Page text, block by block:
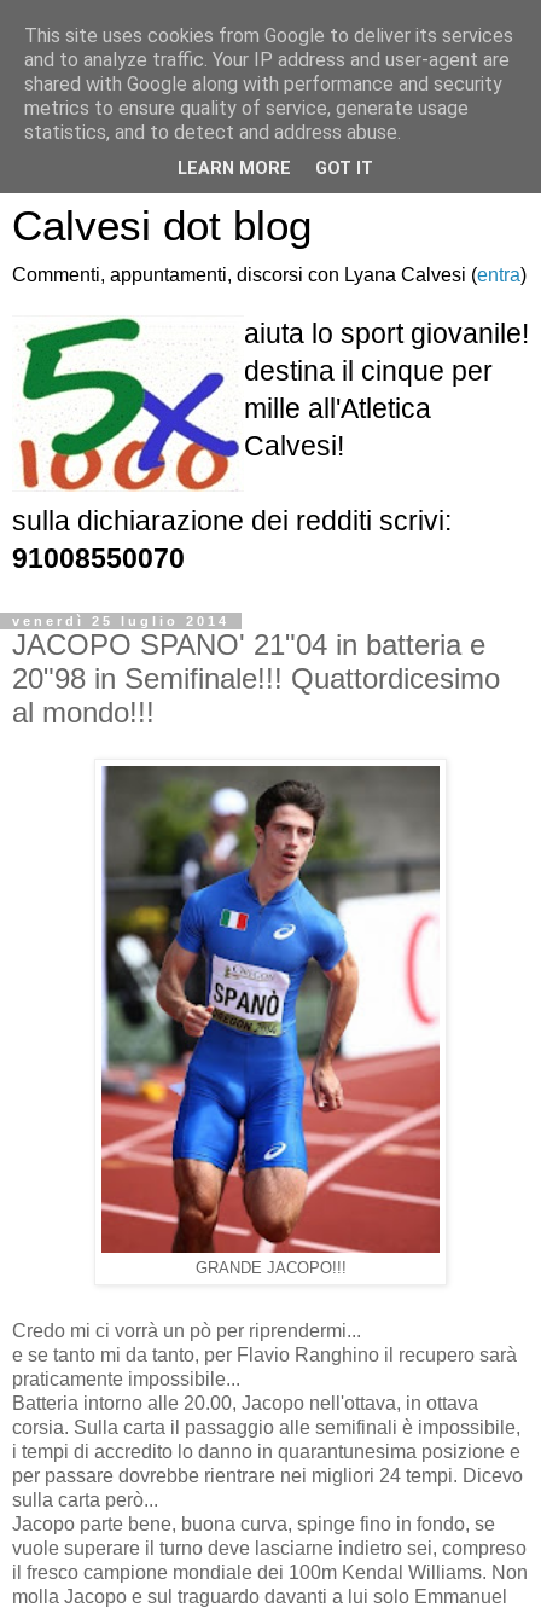
Atletica Sandro
Calvesi dot blog
Commenti, appuntamenti, discorsi con Lyana Calvesi (entra)
aiuta lo sport giovanile!
destina il cinque per
mille all'Atletica
Calvesi!
sulla dichiarazione dei redditi scrivi:
91008550070
venerdì 25 luglio 2014
JACOPO SPANO' 21"04 in batteria e
20"98 in Semifinale!!! Quattordicesimo
al mondo!!!
GRANDE JACOPO!!!
Credo mi ci vorrà un pò per riprendermi...
e se tanto mi da tanto, per Flavio Ranghino il recupero sarà
praticamente impossibile...
Batteria intorno alle 20.00, Jacopo nell'ottava, in ottava
corsia. Sulla carta il passaggio alle semifinali è impossibile,
i tempi di accredito lo danno in quarantunesima posizione e
per passare dovrebbe rientrare nei migliori 24 tempi. Dicevo
sulla carta però...
Jacopo parte bene, buona curva, spinge fino in fondo, se
vuole superare il turno deve lasciarne indietro sei, compreso
il fresco campione mondiale dei 100m Kendal Williams. Non
molla Jacopo e sul traguardo davanti a lui solo Emmanuel
This site uses cookies from Google to deliver its services
and to analyze traffic. Your IP address and user-agent are
shared with Google along with performance and security
metrics to ensure quality of service, generate usage
statistics, and to detect and address abuse.
LEARN MORE GOT IT